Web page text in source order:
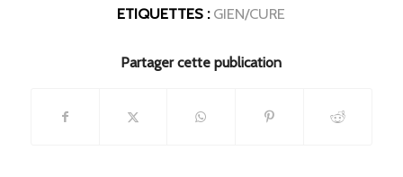
ETIQUETTES : GIEN/CURE
Partager cette publication